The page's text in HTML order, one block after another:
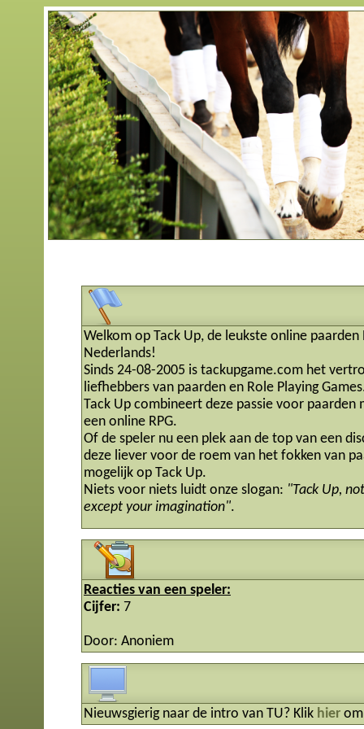
Welkom op Tack Up, de leukste online paarden
Nederlands!
Sinds 24-08-2005 is tackupgame.com het
liefhebbers van paarden en Role Playing
Tack Up combineert deze passie voor paarden
een online RPG.
Of de speler nu een plek aan de top van een
deze liever voor de roem van het fokken van
mogelijk op Tack Up.
Niets voor niets luidt onze slogan: "Tack Up,
except your imagination".
Reacties van een speler:
Cijfer: 7
Door: Anoniem
Nieuwsgierig naar de intro van TU? Klik hier